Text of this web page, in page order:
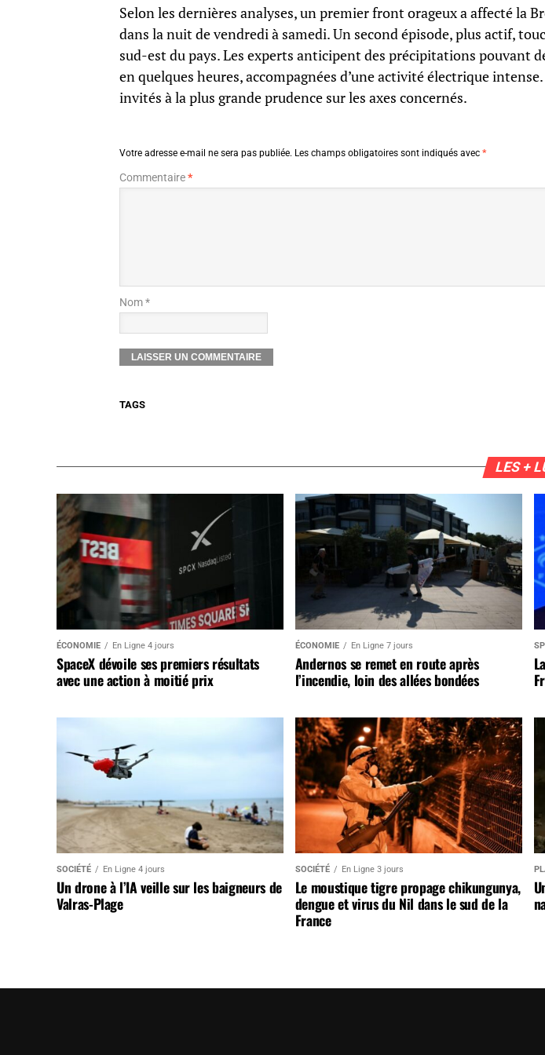
Selon les dernières analyses, un premier front orageux a affecté la
dans la nuit de vendredi à samedi. Un second épisode, plus actif,
sud-est du pays. Les experts anticipent des précipitations pouvant
en quelques heures, accompagnées d’une activité électrique
invités à la plus grande prudence sur les axes concernés.
Votre adresse e-mail ne sera pas publiée. Les champs obligatoires sont indiqués avec *
Commentaire*
Nom *
TAGS
LES +
ÉCONOMIE En Ligne 4 jours
SpaceX dévoile ses premiers résultats
avec une action à moitié prix
ÉCONOMIE En Ligne 7 jours
Andernos se remet en route après
l’incendie, loin des allées bondées
SOCIÉTÉ En Ligne 4 jours
Un drone à l’IA veille sur les baigneurs de
Valras-Plage
SOCIÉTÉ En Ligne 3 jours
Le moustique tigre propage chikungunya,
dengue et virus du Nil dans le sud de la
France